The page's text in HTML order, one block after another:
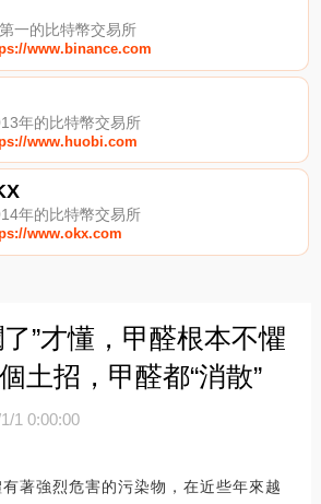
一的比特幣交易所
www.binance.com
年的比特幣交易所
www.huobi.com
年的比特幣交易所
www.okx.com
”才懂，甲醛根本不懼
土招，甲醛都“消散”
1 0:00:00
著強烈危害的污染物，在近些年來越